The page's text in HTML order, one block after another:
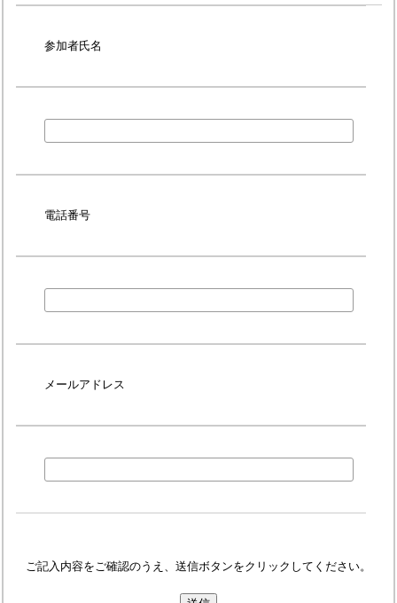
参加者氏名
電話番号
メールアドレス
ご記入内容をご確認のうえ、送信ボタンをクリックしてください。